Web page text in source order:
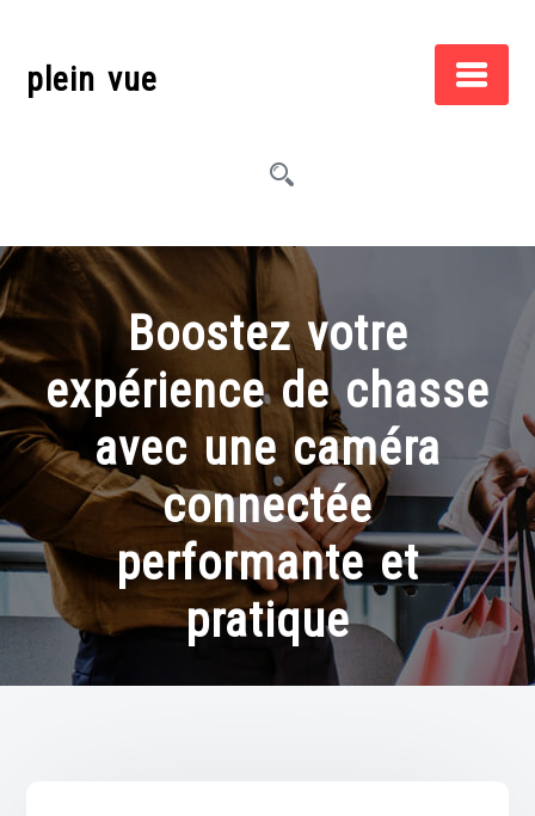
contentplein vue
Boostez votre
expérience de chasse
avec une caméra
connectée
performante et
pratique